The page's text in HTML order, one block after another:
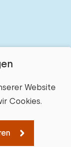
Website
Cookies.
Marke)